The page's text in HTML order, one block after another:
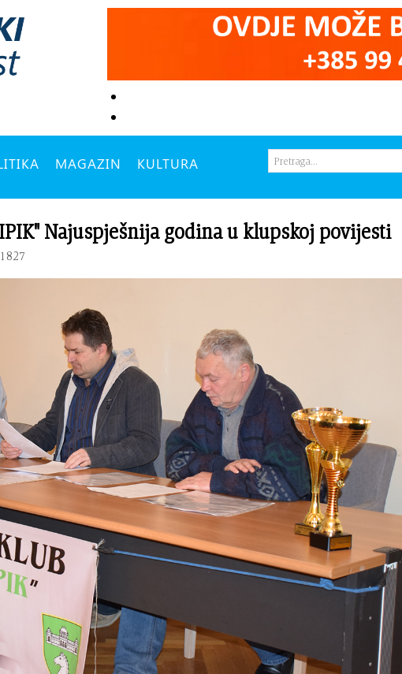
MAGAZIN KULTURA
Najuspješnija godina u klupskoj povijesti
1827